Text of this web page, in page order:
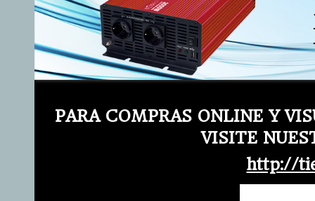
PARA COMPRAS ONLINE Y
VISITE
http://